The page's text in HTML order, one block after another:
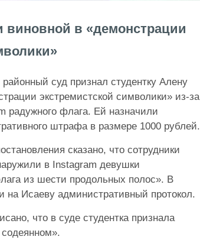
виновной в «демонстрации
суд признал студентку Алену
экстремистской символики» из-за
радужного флага. Ей назначили
штрафа в размере 1000 рублей.
сказано, что сотрудники
в Instagram девушки
из шести продольных полос». В
на Исаеву административный протокол.
что в суде студентка признала